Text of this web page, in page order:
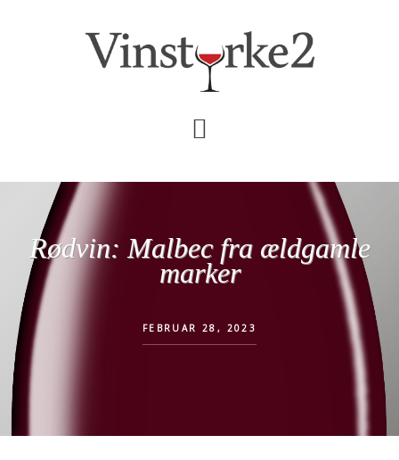
Rødvin: Malbec fra ældgamle
marker
FEBRUAR 28, 2023